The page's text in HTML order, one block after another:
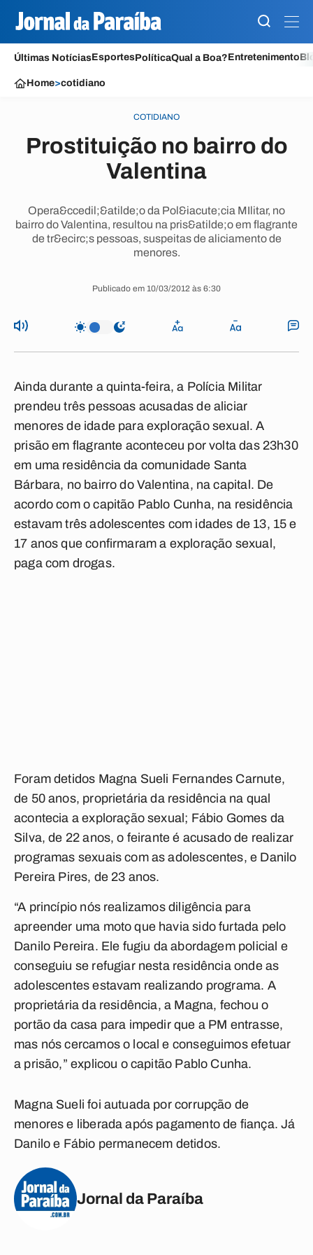
Últimas NotíciasEsportesPolíticaQual a Boa?Entretenimento
Home>cotidiano
COTIDIANO
Prostituição no bairro do
Valentina
Opera&ccedil;&atilde;o da Pol&iacute;cia MIlitar, no
bairro do Valentina, resultou na pris&atilde;o em flagrante
de tr&ecirc;s pessoas, suspeitas de aliciamento de
menores.
Publicado em 10/03/2012 às 6:30
Ainda durante a quinta-feira, a Polícia Militar
prendeu três pessoas acusadas de aliciar
menores de idade para exploração sexual. A
prisão em flagrante aconteceu por volta das 23h30
em uma residência da comunidade Santa
Bárbara, no bairro do Valentina, na capital. De
acordo com o capitão Pablo Cunha, na residência
estavam três adolescentes com idades de 13, 15 e
17 anos que confirmaram a exploração sexual,
paga com drogas.
Foram detidos Magna Sueli Fernandes Carnute,
de 50 anos, proprietária da residência na qual
acontecia a exploração sexual; Fábio Gomes da
Silva, de 22 anos, o feirante é acusado de realizar
programas sexuais com as adolescentes, e Danilo
Pereira Pires, de 23 anos.
“A princípio nós realizamos diligência para
apreender uma moto que havia sido furtada pelo
Danilo Pereira. Ele fugiu da abordagem policial e
conseguiu se refugiar nesta residência onde as
adolescentes estavam realizando programa. A
proprietária da residência, a Magna, fechou o
portão da casa para impedir que a PM entrasse,
mas nós cercamos o local e conseguimos efetuar
a prisão,” explicou o capitão Pablo Cunha.
Magna Sueli foi autuada por corrupção de
menores e liberada após pagamento de fiança. Já
Danilo e Fábio permanecem detidos.
Jornal da Paraíba